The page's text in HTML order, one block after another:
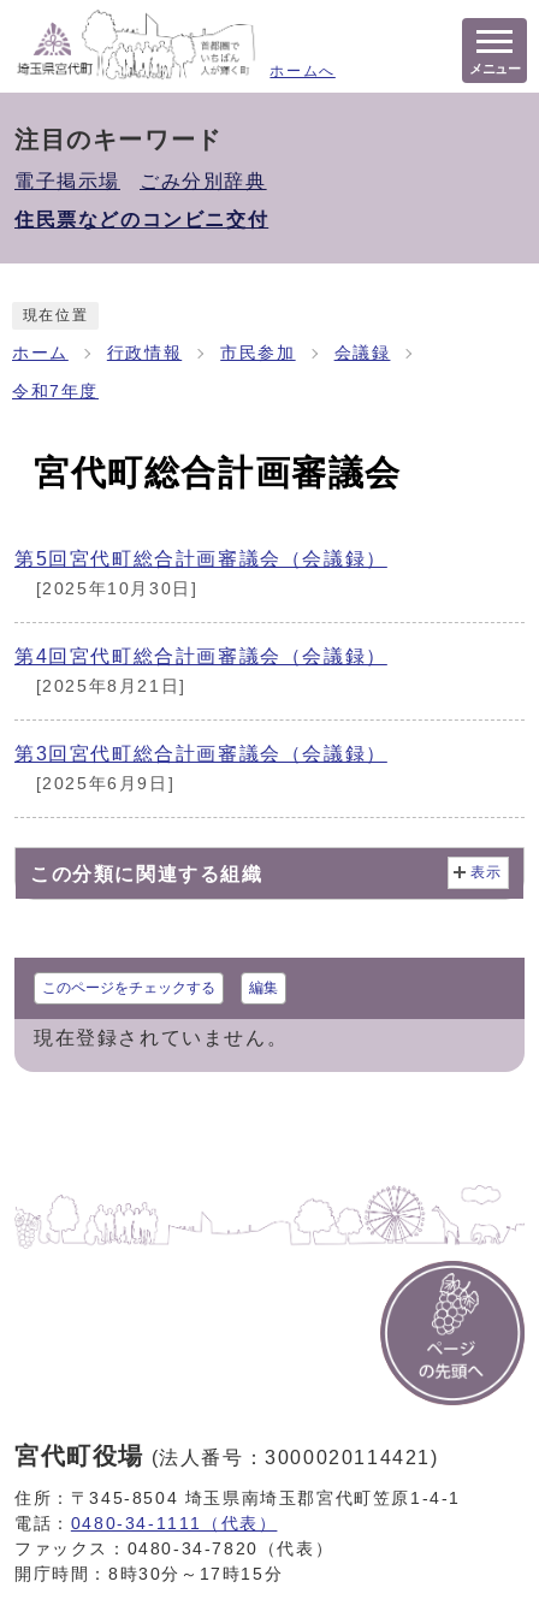
ホームへ メニュー
注目のキーワード
電子掲示場
ごみ分別辞典
住民票などのコンビニ交付
現在位置
ホーム 行政情報 市民参加 会議録
令和7年度
宮代町総合計画審議会
第5回宮代町総合計画審議会（会議録）
[2025年10月30日]
第4回宮代町総合計画審議会（会議録）
[2025年8月21日]
第3回宮代町総合計画審議会（会議録）
[2025年6月9日]
この分類に関連する組織 表示
このページをチェックする 編集
現在登録されていません。
宮代町役場 (法人番号：3000020114421)
住所：〒345-8504 埼玉県南埼玉郡宮代町笠原1-4-1
電話： 0480-34-1111（代表）
ファックス：0480-34-7820（代表）
開庁時間：8時30分～17時15分